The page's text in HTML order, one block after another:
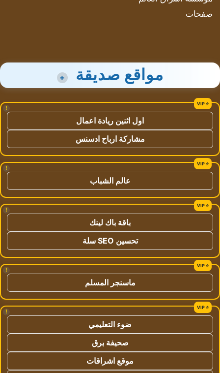
صفحات
مواقع صديقة +
!
اول اثنين ريادة اعمال
مشاركة ارباح ادسنس
!
عالم الشباب
!
باقة باك لينك
تحسين SEO سلة
!
ماسنجر المسلم
!
ضوء التعليمي
صحيفة برق
موقع اشراقات